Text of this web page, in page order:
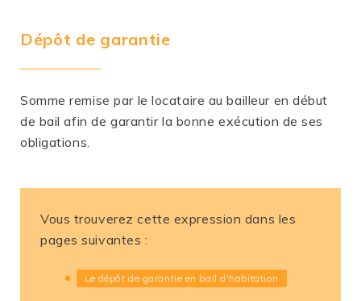
Dépôt de garantie
Somme remise par le locataire au bailleur en début
de bail afin de garantir la bonne exécution de ses
obligations.
Vous trouverez cette expression dans les
pages suivantes :
Le dépôt de garantie en bail d'habitation